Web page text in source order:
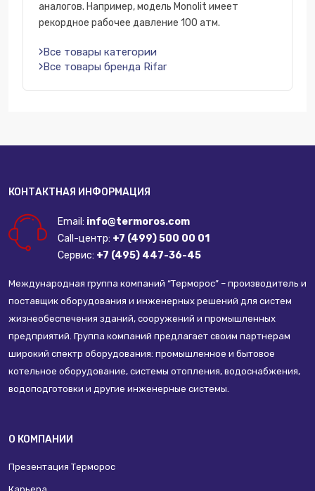
аналогов. Например, модель Monolit имеет
рекордное рабочее давление 100 атм.
Все товары категории
Все товары бренда Rifar
КОНТАКТНАЯ ИНФОРМАЦИЯ
Email: info@termoros.com
Call-центр: +7 (499) 500 00 01
Сервис: +7 (495) 447-36-45
Международная группа компаний “Терморос” – производитель и
поставщик оборудования и инженерных решений для систем
жизнеобеспечения зданий, сооружений и промышленных
предприятий. Группа компаний предлагает своим партнерам
широкий спектр оборудования: промышленное и бытовое
котельное оборудование, системы отопления, водоснабжения,
водоподготовки и другие инженерные системы.
О КОМПАНИИ
Презентация Терморос